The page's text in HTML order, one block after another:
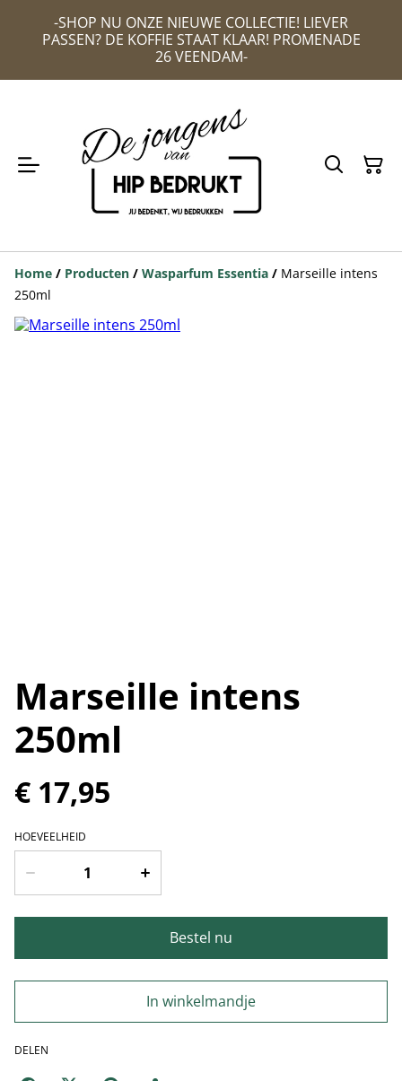
-SHOP NU ONZE NIEUWE COLLECTIE! LIEVER
PASSEN? DE KOFFIE STAAT KLAAR! PROMENADE
26 VEENDAM-
Home / Producten / Wasparfum Essentia / Marseille intens
250ml
Marseille intens
250ml
€ 17,95
HOEVEELHEID
Bestel nu
In winkelmandje
DELEN